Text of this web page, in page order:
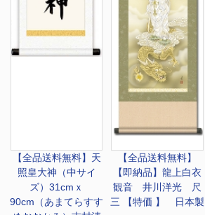
【全品送料無料】 天
照皇大神（中サイ
ズ）31cmｘ
90cm（あまてらすす
【全品送料無料】
【即納品】龍上白衣
観音 井川洋光 尺
三 【特価 】 日本製